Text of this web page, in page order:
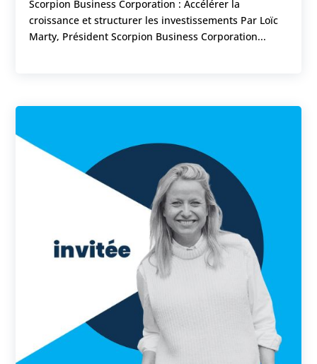
Scorpion Business Corporation : Accélérer la
croissance et structurer les investissements Par Loïc
Marty, Président Scorpion Business Corporation...